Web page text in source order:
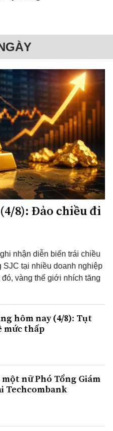
8): Đảo chiều đi
nhận diễn biến trái chiều
tại nhiều doanh nghiệp
vàng thế giới nhích tăng
hôm nay (4/8): Tụt
mức thấp
nữ Phó Tổng Giám
Techcombank